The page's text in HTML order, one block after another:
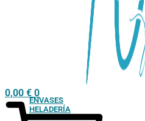
ENVASES
HELADERÍA
0,00 € 0